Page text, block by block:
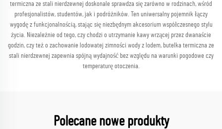
termiczna ze stali nierdzewnej doskonale sprawdza się zarówno w rodzinach, wśród
profesjonalistów, studentów, jak i podróżników. Ten uniwersalny pojemnik łączy
wygodę z funkcjonalnością, stając się niezbędnym akcesorium współczesnego stylu
życia. Niezależnie od tego, czy chodzi o utrzymanie kawy wrzącej przez dwanaście
godzin, czy też o zachowanie lodowatej zimności wody z lodem, butelka termiczna ze
stali nierdzewnej zapewnia spójną wydajność bez względu na warunki pogodowe czy
temperaturę otoczenia.
Polecane nowe produkty